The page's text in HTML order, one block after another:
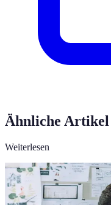
Ähnliche Artikel
Weiterlesen